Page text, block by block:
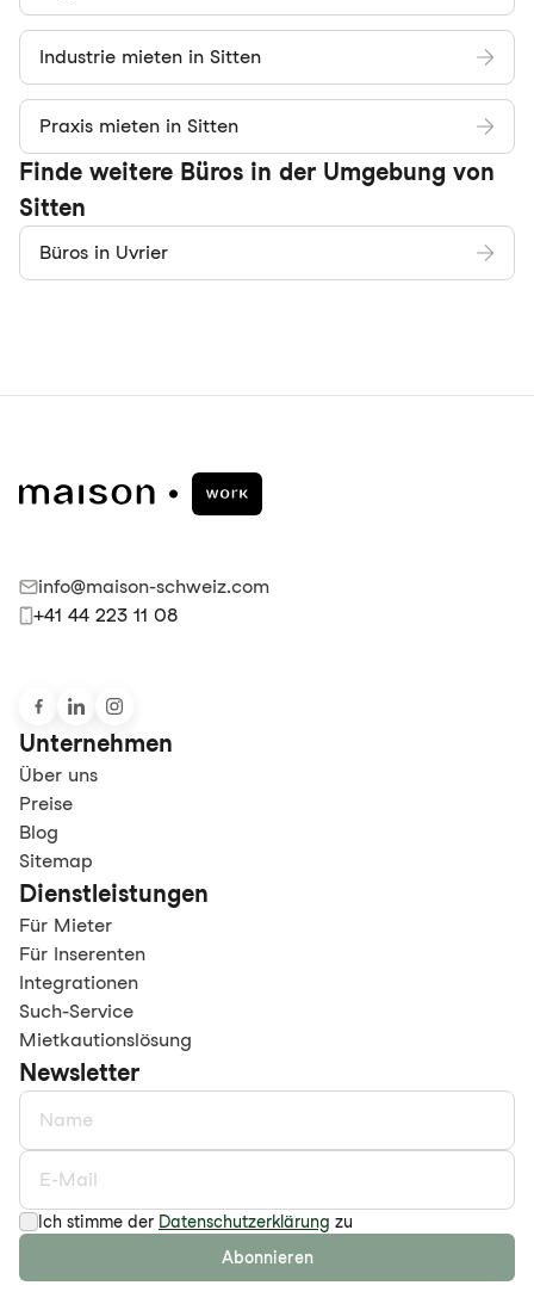
Industrie mieten in Sitten
Praxis mieten in Sitten
Finde weitere Büros in der Umgebung von
Sitten
Büros in Uvrier
info@maison-schweiz.com
+41 44 223 11 08
Unternehmen
Über uns
Preise
Blog
Sitemap
Dienstleistungen
Für Mieter
Für Inserenten
Integrationen
Such-Service
Mietkautionslösung
Newsletter
Ich stimme der Datenschutzerklärung zu
Abonnieren